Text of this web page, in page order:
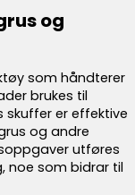
og
som håndterer
brukes til
skuffer er effektive
og andre
utføres
noe som bidrar til